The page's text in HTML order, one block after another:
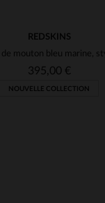
REDSKINS
395,00 €
NOUVELLE COLLECTION